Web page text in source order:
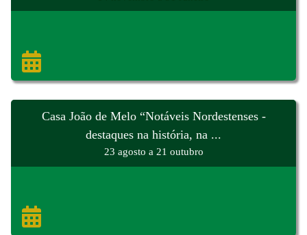
Casa João de Melo “Notáveis Nordestenses -
destaques na história, na ...
23 agosto a 21 outubro